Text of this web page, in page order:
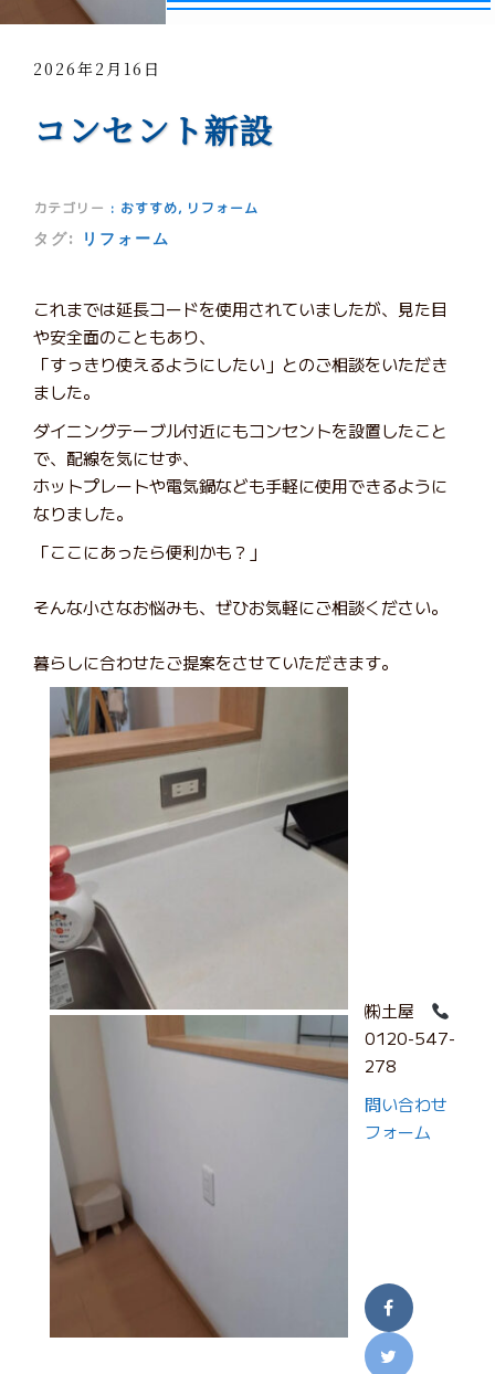
2026年2月16日
コンセント新設
カテゴリー : おすすめ, リフォーム
タグ: リフォーム
これまでは延長コードを使用されていましたが、見た目
や安全面のこともあり、
「すっきり使えるようにしたい」とのご相談をいただき
ました。
ダイニングテーブル付近にもコンセントを設置したこと
で、配線を気にせず、
ホットプレートや電気鍋なども手軽に使用できるように
なりました。
「ここにあったら便利かも？」
そんな小さなお悩みも、ぜひお気軽にご相談ください。
暮らしに合わせたご提案をさせていただきます。
㈱土屋
0120-547-
278
問い合わせ
フォーム